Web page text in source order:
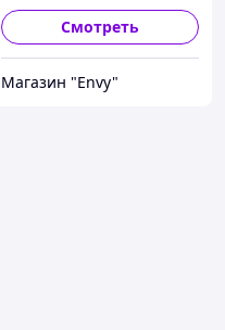
Смотреть
Магазин "Envy"